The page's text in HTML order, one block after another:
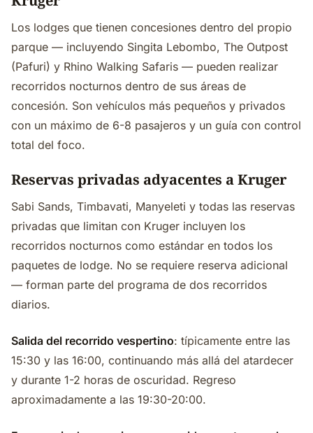
Los lodges que tienen concesiones dentro del propio
parque — incluyendo Singita Lebombo, The Outpost
(Pafuri) y Rhino Walking Safaris — pueden realizar
recorridos nocturnos dentro de sus áreas de
concesión. Son vehículos más pequeños y privados
con un máximo de 6-8 pasajeros y un guía con control
total del foco.
Reservas privadas adyacentes a Kruger
Sabi Sands, Timbavati, Manyeleti y todas las reservas
privadas que limitan con Kruger incluyen los
recorridos nocturnos como estándar en todos los
paquetes de lodge. No se requiere reserva adicional
— forman parte del programa de dos recorridos
diarios.
Salida del recorrido vespertino: típicamente entre las
15:30 y las 16:00, continuando más allá del atardecer
y durante 1-2 horas de oscuridad. Regreso
aproximadamente a las 19:30-20:00.